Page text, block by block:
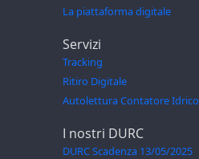
La piattaforma digitale
Servizi
Tracking
Ritiro Digitale
Autolettura Contatore Idrico
I nostri DURC
DURC Scadenza 13/05/2025